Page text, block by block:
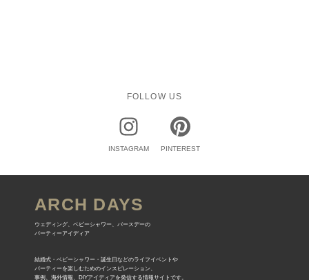
FOLLOW US
INSTAGRAM PINTEREST
ARCH DAYS
ウェディング、ベビーシャワー、バースデーの
パーティーアイディア
結婚式・ベビーシャワー・誕生日などのライフイベントや
パーティーを楽しむためのインスピレーション、
事例、海外情報、DIYアイディアを発信する情報サイトです。